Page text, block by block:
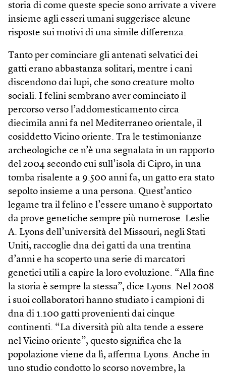
storia di come queste specie sono arrivate a vivere
insieme agli esseri umani suggerisce alcune
risposte sui motivi di una simile differenza.
Tanto per cominciare gli antenati selvatici dei
gatti erano abbastanza solitari, mentre i cani
discendono dai lupi, che sono creature molto
sociali. I felini sembrano aver cominciato il
percorso verso l’addomesticamento circa
diecimila anni fa nel Mediterraneo orientale, il
cosiddetto Vicino oriente. Tra le testimonianze
archeologiche ce n’è una segnalata in un rapporto
del 2004 secondo cui sull’isola di Cipro, in una
tomba risalente a 9.500 anni fa, un gatto era stato
sepolto insieme a una persona. Quest’antico
legame tra il felino e l’essere umano è supportato
da prove genetiche sempre più numerose. Leslie
A. Lyons dell’università del Missouri, negli Stati
Uniti, raccoglie dna dei gatti da una trentina
d’anni e ha scoperto una serie di marcatori
genetici utili a capire la loro evoluzione. “Alla fine
la storia è sempre la stessa”, dice Lyons. Nel 2008
i suoi collaboratori hanno studiato i campioni di
dna di 1.100 gatti provenienti dai cinque
continenti. “La diversità più alta tende a essere
nel Vicino oriente”, questo significa che la
popolazione viene da lì, afferma Lyons. Anche in
uno studio condotto lo scorso novembre, la